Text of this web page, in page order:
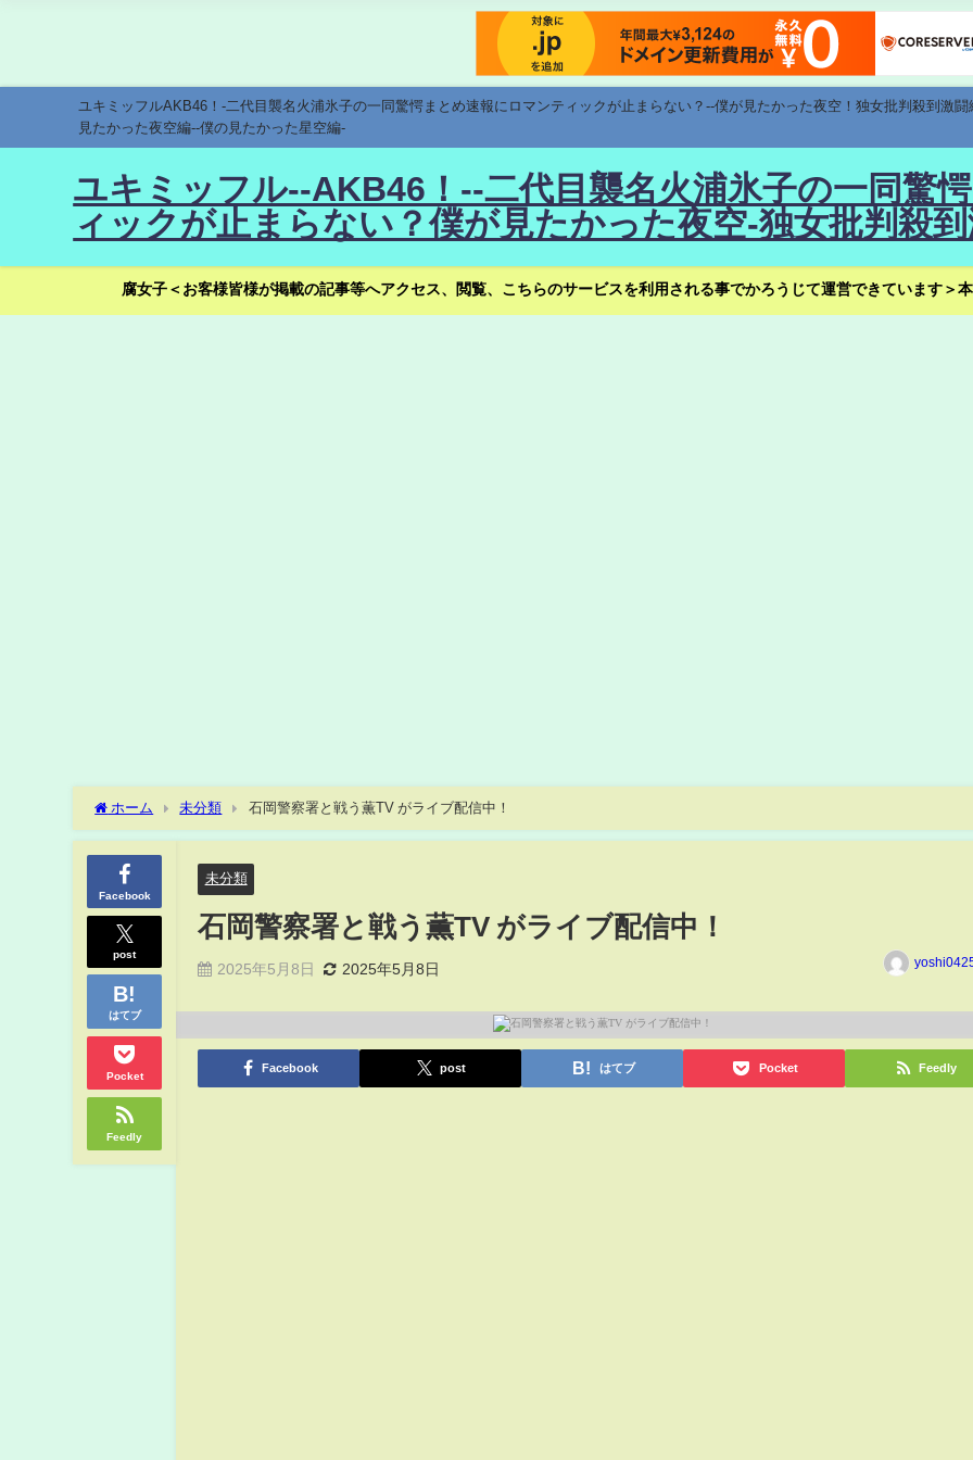
ユキミッフルAKB46！-二代目襲名火浦氷子の一同驚愕まとめ速報にロマンティックが止まらない？--僕が見たかった夜空！独女批判殺到激
見たかった夜空編--僕の見たかった星空編-
ユキミッフル--AKB46！--二代目襲名火浦氷子の一同驚
ィックが止まらない？僕が見たかった夜空-独女批判殺
腐女子＜お客様皆様が掲載の記事等へアクセス、閲覧、こちらのサービスを利用される事でかろうじて運営できています＞
ホーム 未分類 石岡警察署と戦う薫TV がライブ配信中！
Facebook
post
はてブ
Pocket
Feedly
未分類
石岡警察署と戦う薫TV がライブ配信中！
2025年5月8日 2025年5月8日
Facebook post はてブ Pocket Feedly